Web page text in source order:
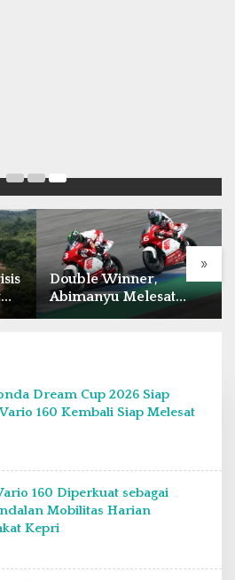
»
Double Winner,
Abimanyu Melesat
Kibarkan Merah Putih
Dream Cup 2026 Siap
160 Kembali Siap Melesat
160 Diperkuat sebagai
Mobilitas Harian
Kepri